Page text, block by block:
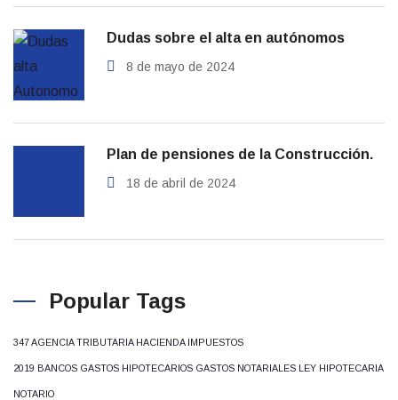
Dudas sobre el alta en autónomos
8 de mayo de 2024
Plan de pensiones de la Construcción.
18 de abril de 2024
Popular Tags
347 AGENCIA TRIBUTARIA HACIENDA IMPUESTOS
2019 BANCOS GASTOS HIPOTECARIOS GASTOS NOTARIALES LEY HIPOTECARIA
NOTARIO